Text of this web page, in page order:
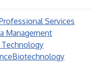
Services
Management
Biotechnology